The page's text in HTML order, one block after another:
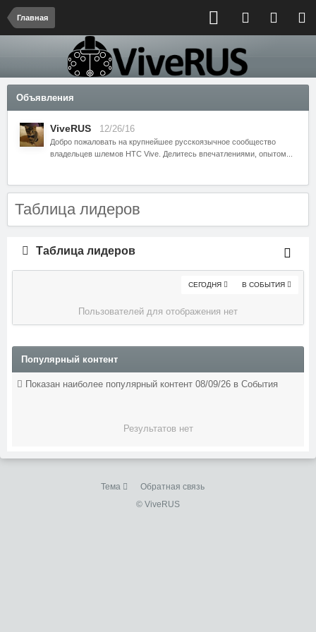
Главная
Объявления
ViveRUS 12/26/16
Добро пожаловать на крупнейшее русскоязычное сообщество
владельцев шлемов HTC Vive. Делитесь впечатлениями, опытом...
Таблица лидеров
Таблица лидеров
В СОБЫТИЯ
СЕГОДНЯ
Пользователей для отображения нет
Популярный контент
Показан наиболее популярный контент 08/09/26 в События
Результатов нет
Тема
Обратная связь
© ViveRUS